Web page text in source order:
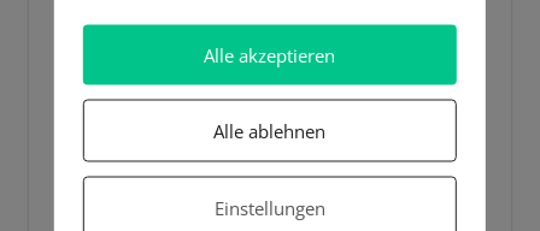
Alle akzeptieren
Alle ablehnen
Einstellungen